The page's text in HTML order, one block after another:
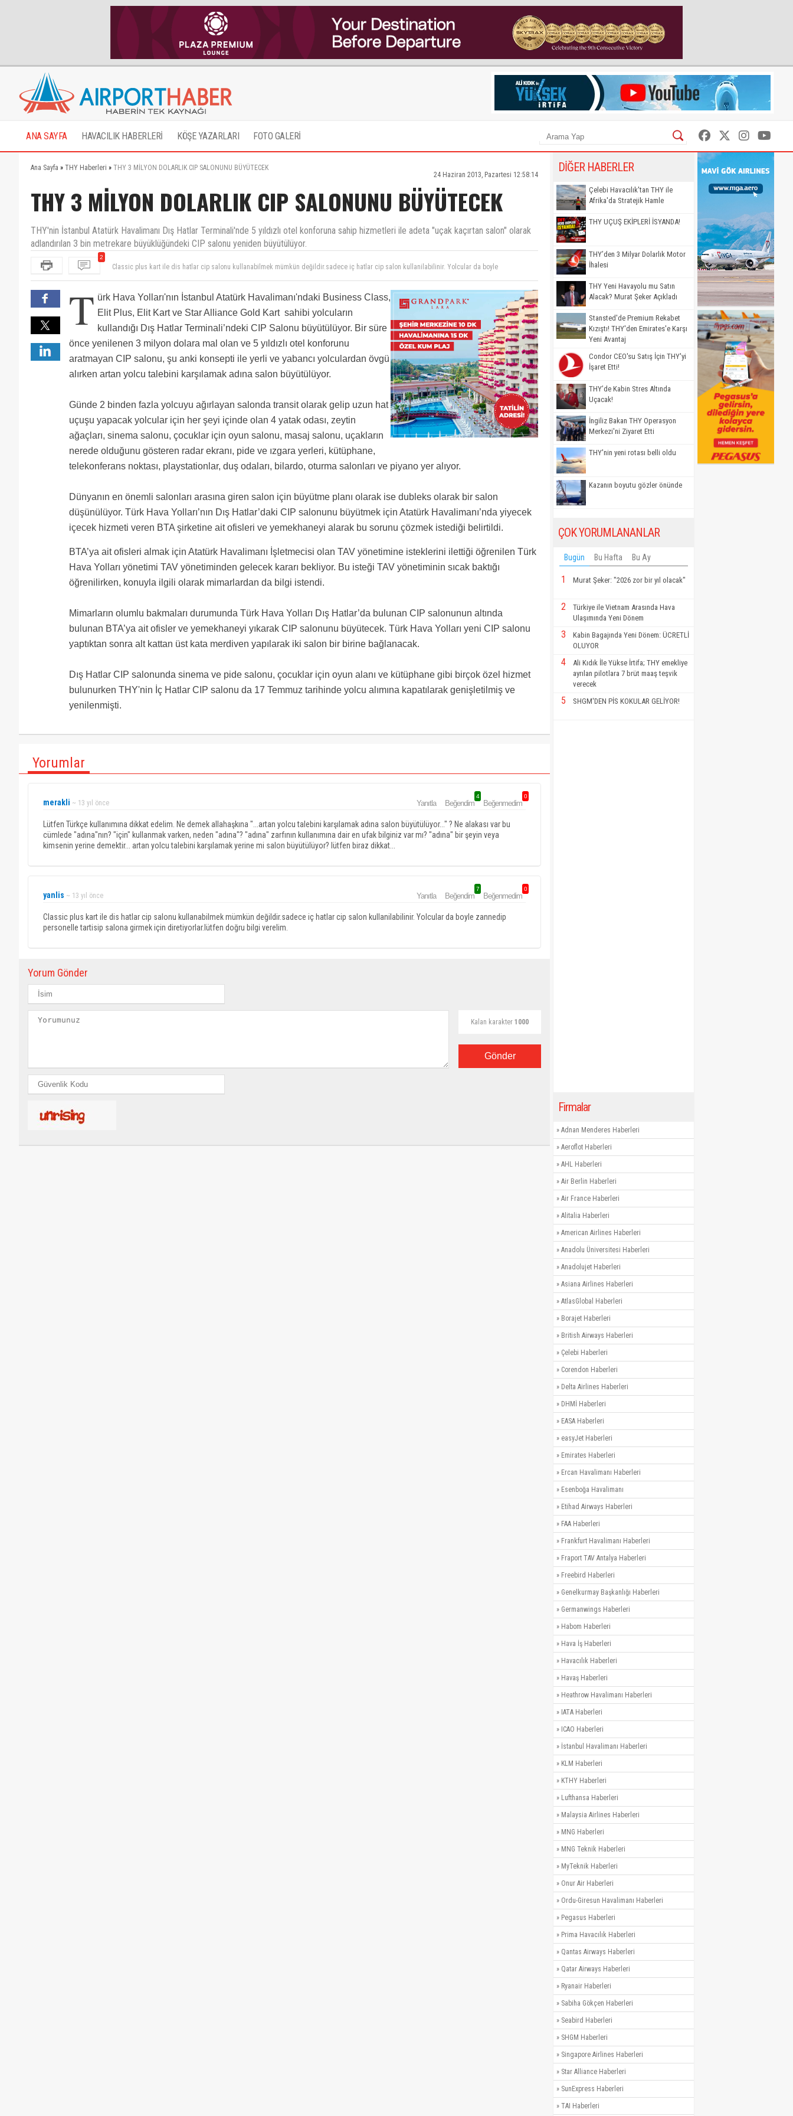
ANA SAYFA HAVACILIK HABERLERİ KÖŞE YAZARLARI FOTO GALERİ
Ana Sayfa » THY Haberleri » THY 3 MİLYON DOLARLIK CIP SALONUNU BÜYÜTECEK
24 Haziran 2013, Pazartesi 12:58:14
THY 3 MİLYON DOLARLIK CIP SALONUNU BÜYÜTECEK
THY'nin İstanbul Atatürk Havalimanı Dış Hatlar Terminali'nde 5 yıldızlı otel konforuna sahip hizmetleri ile adeta "uçak kaçırtan salon" olarak
adlandırılan 3 bin metrekare büyüklüğündeki CIP salonu yeniden büyütülüyor.
2
Classic plus kart ile dis hatlar cip salonu kullanabilmek mümkün değildir.sadece iç hatlar cip salon kullanilabilinir. Yolcular da boyle
bu cümlede "adına"nın? "için" kullanmak varken, neden "adına"? "adına" zarfının kullanımına dair en ufak bilginiz var mı? "adına" bir şeyin
veya kimsenin yerine demektir... artan yolcu talebini karşılamak yerine mi salon büyütülüyor? lütfen biraz dikkat...
T ürk Hava Yolları'nın İstanbul Atatürk Havalimanı'ndaki Business Class,
Elit Plus, Elit Kart ve Star Alliance Gold Kart sahibi yolcuların
kullandığı Dış Hatlar Terminali’ndeki CIP Salonu büyütülüyor. Bir süre
önce yenilenen 3 milyon dolara mal olan ve 5 yıldızlı otel konforunu
aratmayan CIP salonu, şu anki konsepti ile yerli ve yabancı yolculardan övgü
alırken artan yolcu talebini karşılamak adına salon büyütülüyor.
Günde 2 binden fazla yolcuyu ağırlayan salonda transit olarak gelip uzun hat
uçuşu yapacak yolcular için her şeyi içinde olan 4 yatak odası, zeytin
ağaçları, sinema salonu, çocuklar için oyun salonu, masaj salonu, uçakların
nerede olduğunu gösteren radar ekranı, pide ve ızgara yerleri, kütüphane,
telekonferans noktası, playstationlar, duş odaları, bilardo, oturma salonları ve piyano yer alıyor.
Dünyanın en önemli salonları arasına giren salon için büyütme planı olarak ise dubleks olarak bir salon
düşünülüyor. Türk Hava Yolları’nın Dış Hatlar’daki CIP salonunu büyütmek için Atatürk Havalimanı’nda yiyecek
içecek hizmeti veren BTA şirketine ait ofisleri ve yemekhaneyi alarak bu sorunu çözmek istediği belirtildi.
BTA’ya ait ofisleri almak için Atatürk Havalimanı İşletmecisi olan TAV yönetimine isteklerini ilettiği öğrenilen Türk
Hava Yolları yönetimi TAV yönetiminden gelecek kararı bekliyor. Bu isteği TAV yönetiminin sıcak baktığı
öğrenilirken, konuyla ilgili olarak mimarlardan da bilgi istendi.
Mimarların olumlu bakmaları durumunda Türk Hava Yolları Dış Hatlar’da bulunan CIP salonunun altında
bulunan BTA’ya ait ofisler ve yemekhaneyi yıkarak CIP salonunu büyütecek. Türk Hava Yolları yeni CIP salonu
yaptıktan sonra alt kattan üst kata merdiven yapılarak iki salon bir birine bağlanacak.
Dış Hatlar CIP salonunda sinema ve pide salonu, çocuklar için oyun alanı ve kütüphane gibi birçok özel hizmet
bulunurken THY'nin İç Hatlar CIP salonu da 17 Temmuz tarihinde yolcu alımına kapatılarak genişletilmiş ve
yenilenmişti.
Yorumlar
merakli ~ 13 yıl önce Yanıtla Beğendim
4
Beğenmedim
0
Lütfen Türkçe kullanımına dikkat edelim. Ne demek allahaşkına "...artan yolcu talebini karşılamak adına salon büyütülüyor..." ? Ne alakası var bu
cümlede "adına"nın? "için" kullanmak varken, neden "adına"? "adına" zarfının kullanımına dair en ufak bilginiz var mı? "adına" bir şeyin veya
kimsenin yerine demektir... artan yolcu talebini karşılamak yerine mi salon büyütülüyor? lütfen biraz dikkat...
yanlis ~ 13 yıl önce Yanıtla Beğendim
7
Beğenmedim
0
Classic plus kart ile dis hatlar cip salonu kullanabilmek mümkün değildir.sadece iç hatlar cip salon kullanilabilinir. Yolcular da boyle zannedip
personelle tartisip salona girmek için diretiyorlar.lütfen doğru bilgi verelim.
Yorum Gönder
Kalan karakter 1000
Gönder
DİĞER HABERLER
Çelebi Havacılık'tan THY ile
Afrika'da Stratejik Hamle
THY UÇUŞ EKİPLERİ İSYANDA!
THY’den 3 Milyar Dolarlık Motor
İhalesi
THY Yeni Havayolu mu Satın
Alacak? Murat Şeker Açıkladı
Stansted'de Premium Rekabet
Kızıştı! THY'den Emirates'e Karşı
Yeni Avantaj
Condor CEO'su Satış İçin THY'yi
İşaret Etti!
THY’de Kabin Stres Altında
Uçacak!
İngiliz Bakan THY Operasyon
Merkezi'ni Ziyaret Etti
THY'nin yeni rotası belli oldu
Kazanın boyutu gözler önünde
ÇOK YORUMLANANLAR
Bugün Bu Hafta Bu Ay
1 Murat Şeker: "2026 zor bir yıl olacak"
2
Türkiye ile Vietnam Arasında Hava
Ulaşımında Yeni Dönem
3
Kabin Bagajında Yeni Dönem: ÜCRETLİ
OLUYOR
4
Ali Kıdık İle Yükse İrtifa; THY emekliye
ayrılan pilotlara 7 brüt maaş teşvik
verecek
5 SHGM'DEN PİS KOKULAR GELİYOR!
Firmalar
» Adnan Menderes Haberleri
» Aeroflot Haberleri
» AHL Haberleri
» Air Berlin Haberleri
» Air France Haberleri
» Alitalia Haberleri
» American Airlines Haberleri
» Anadolu Üniversitesi Haberleri
» Anadolujet Haberleri
» Asiana Airlines Haberleri
» AtlasGlobal Haberleri
» Borajet Haberleri
» British Airways Haberleri
» Çelebi Haberleri
» Corendon Haberleri
» Delta Airlines Haberleri
» DHMİ Haberleri
» EASA Haberleri
» easyJet Haberleri
» Emirates Haberleri
» Ercan Havalimanı Haberleri
» Esenboğa Havalimanı
» Etihad Airways Haberleri
» FAA Haberleri
» Frankfurt Havalimanı Haberleri
» Fraport TAV Antalya Haberleri
» Freebird Haberleri
» Genelkurmay Başkanlığı Haberleri
» Germanwings Haberleri
» Habom Haberleri
» Hava İş Haberleri
» Havacılık Haberleri
» Havaş Haberleri
» Heathrow Havalimanı Haberleri
» IATA Haberleri
» ICAO Haberleri
» İstanbul Havalimanı Haberleri
» KLM Haberleri
» KTHY Haberleri
» Lufthansa Haberleri
» Malaysia Airlines Haberleri
» MNG Haberleri
» MNG Teknik Haberleri
» MyTeknik Haberleri
» Onur Air Haberleri
» Ordu-Giresun Havalimanı Haberleri
» Pegasus Haberleri
» Prima Havacılık Haberleri
» Qantas Airways Haberleri
» Qatar Airways Haberleri
» Ryanair Haberleri
» Sabiha Gökçen Haberleri
» Seabird Haberleri
» SHGM Haberleri
» Singapore Airlines Haberleri
» Star Alliance Haberleri
» SunExpress Haberleri
» TAI Haberleri